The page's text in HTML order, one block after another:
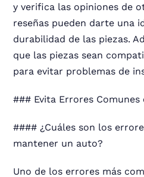
y verifica las opiniones de
reseñas pueden darte una
durabilidad de las piezas.
que las piezas sean
para evitar problemas de
### Evita Errores
#### ¿Cuáles son los
mantener un auto?
Uno de los errores más